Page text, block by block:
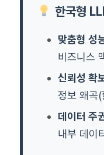
한국형
맞춤형 성
비즈니스
신뢰성 확
정보 왜곡
데이터 주
내부 데이